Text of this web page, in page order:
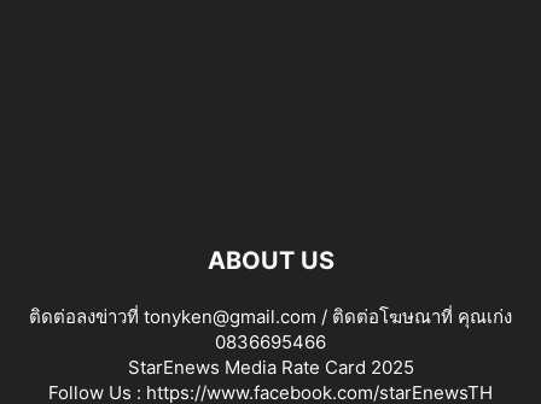
ABOUT US
ติดต่อลงข่าวที่ tonyken@gmail.com / ติดต่อโฆษณาที่ คุณเก่ง
0836695466
StarEnews Media Rate Card 2025
Follow Us : https://www.facebook.com/starEnewsTH